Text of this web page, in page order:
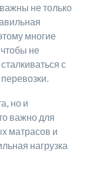
не только
многие
чтобы не
с
но и
важно для
матрасов и
нагрузка